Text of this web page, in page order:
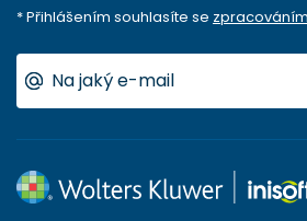
* Přihlášením souhlasíte se